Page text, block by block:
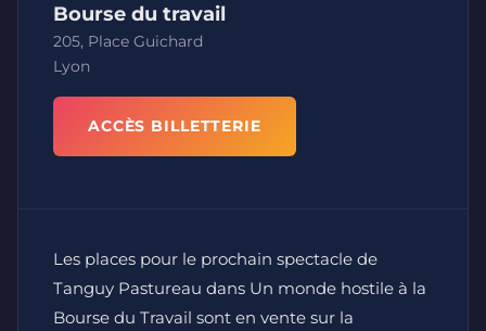
Bourse du travail
205, Place Guichard
Lyon
ACCÈS BILLETTERIE
Les places pour le prochain spectacle de
Tanguy Pastureau dans Un monde hostile à la
Bourse du Travail sont en vente sur la